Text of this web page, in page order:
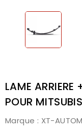
LAME
POUR
Marque : XT-